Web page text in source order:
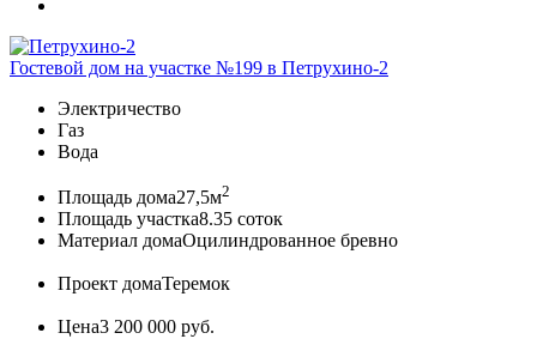
Гостевой дом на участке №199 в Петрухино-2
Электричество
Газ
Вода
Площадь дома27,5м2
Площадь участка8.35 соток
Материал домаОцилиндрованное бревно
Проект домаТеремок
Цена3 200 000 руб.